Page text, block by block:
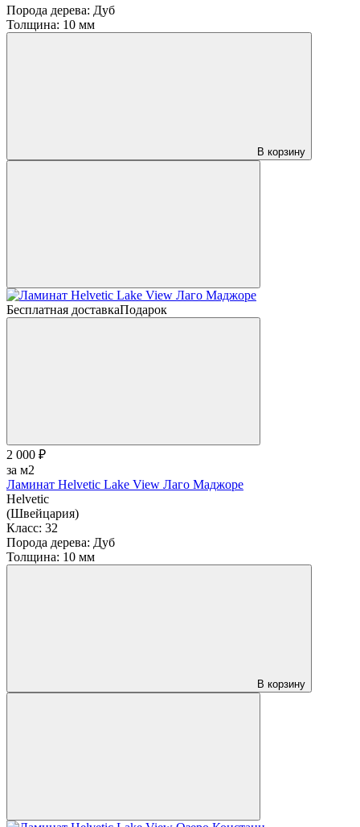
Порода дерева: Дуб
Толщина: 10 мм
В корзину
Бесплатная доставкаПодарок
2 000 ₽
за м2
Ламинат Helvetic Lake View Лаго Маджоре
Helvetic
(Швейцария)
Класс: 32
Порода дерева: Дуб
Толщина: 10 мм
В корзину